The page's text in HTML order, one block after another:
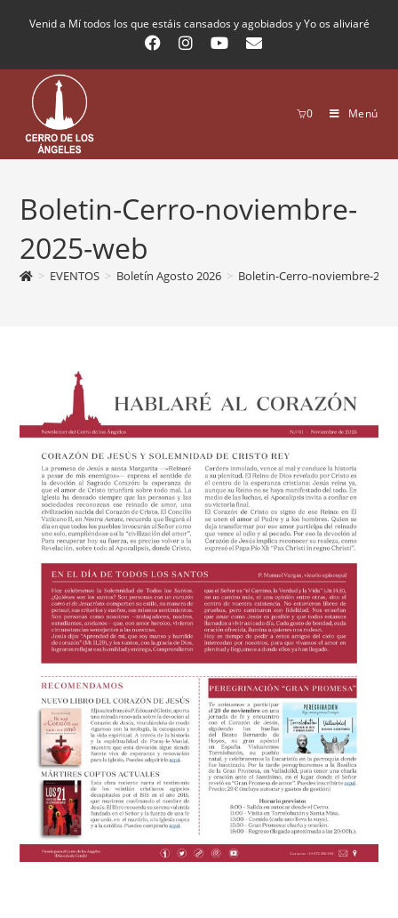
Venid a Mí todos los que estáis cansados y agobiados y Yo os aliviaré
0 Menú
Boletin-Cerro-noviembre-
2025-web
> EVENTOS > Boletín Agosto 2026 > Boletin-Cerro-noviembre-